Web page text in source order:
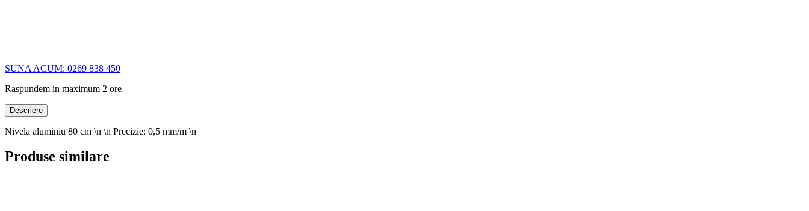
SUNA ACUM: 0269 838 450
Raspundem in maximum 2 ore
Descriere
Nivela aluminiu 80 cm \n \n Precizie: 0,5 mm/m \n
Produse similare